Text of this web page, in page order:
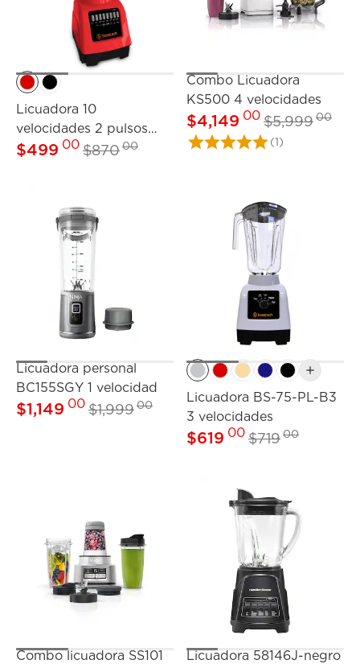
Licuadora 10
velocidades 2 pulsos
BSED-B1-W
$499 00 $87000
Combo Licuadora
KS500 4 velocidades
$4,149 00 $5,99900
(1)
Licuadora personal
BC155SGY 1 velocidad
$1,149 00 $1,99900
add
Licuadora BS-75-PL-B3
3 velocidades
$619 00 $71900
Combo licuadora SS101
Licuadora 58146J-negro